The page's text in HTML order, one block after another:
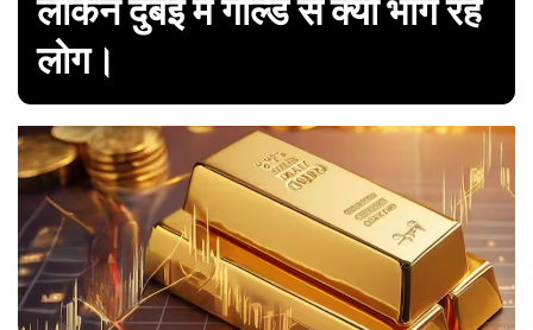
लेकिन दुबई में गोल्ड से क्यों भाग रहे
लोग।